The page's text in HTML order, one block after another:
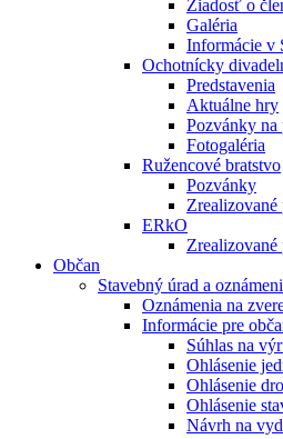
Žiadosť o
Galéria
Informácie v
Ochotnícky
Predstavenia
Aktuálne hry
Pozvánky na
Fotogaléria
Ružencové bratstvo
Pozvánky
Zrealizované
ERkO
Zrealizované
Občan
Stavebný úrad a
Oznámenia na
Informácie pre
Súhlas na
Ohlásenie
Ohlásenie
Ohlásenie
Návrh na